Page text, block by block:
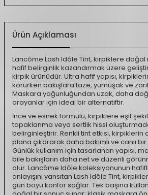
Ürün Açıklaması
Lancôme Lash Idôle Tint, kirpiklere
hafif belirginlik kazandırmak üzere
kirpik ürünüdür. Ultra hafif yapısı,
korurken bakışlara taze, yumuşak ve
Maskara yoğunluğundan uzak, daha
arayanlar için ideal bir alternatiftir.
İnce ve esnek formülü, kirpiklere eşit
topaklanma veya sertlik hissi
belirginleştirir. Renkli tint etkisi, kirpiklerin
plana çıkararak daha bakımlı ve canlı
Günlük kullanım için tasarlanan yapısı,
bile bakışların daha net ve düzenli
olur. Lancôme Idôle koleksiyonunun
anlayışını yansıtan Lash Idôle Tint,
gün boyu konfor sağlar. Tek başına